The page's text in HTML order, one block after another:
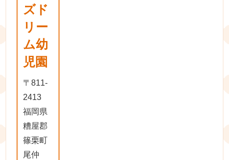
ズド
リー
ム幼
児園
〒811-
2413
福岡県
糟屋郡
篠栗町
尾仲